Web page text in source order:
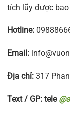
tích lũy được bao
Hotline:
Email:
Địa chỉ: 317
Text / GP: tele